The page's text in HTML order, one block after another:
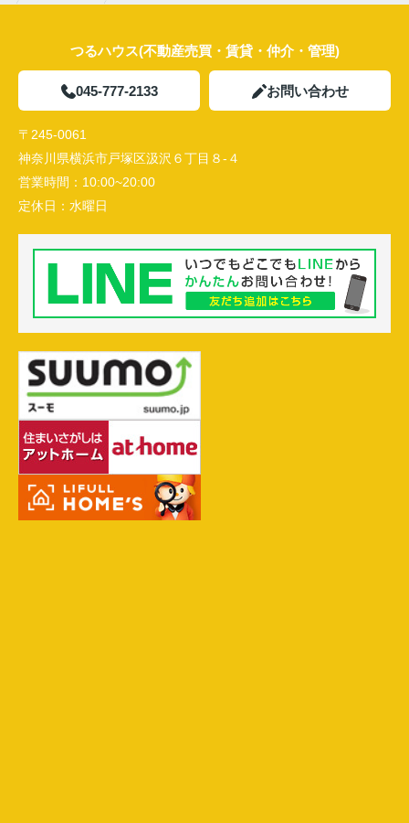
つるハウス(不動産売買・賃貸・仲介・管理)
045-777-2133 お問い合わせ
〒245-0061
神奈川県横浜市戸塚区汲沢６丁目８-４
営業時間： 10:00~20:00
定休日： 水曜日